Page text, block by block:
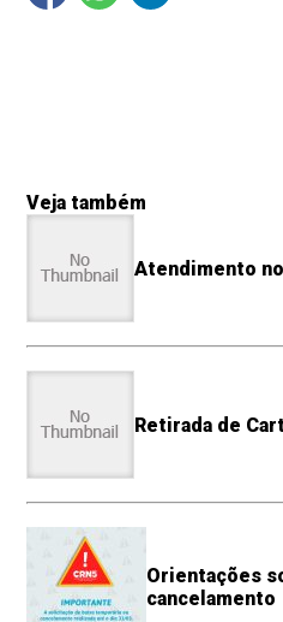
Veja também
Atendimento
Retirada de
Orientações
cancelamento